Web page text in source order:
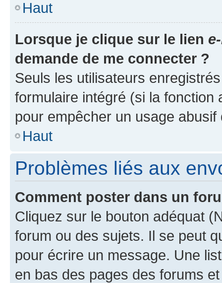
Haut
Lorsque je clique sur le lien
demande de me connecter ?
Seuls les utilisateurs
formulaire intégré (si la fonction
pour empêcher un usage
Haut
Problèmes liés aux
Comment poster dans un
Cliquez sur le bouton adéquat
forum ou des sujets. Il se peut
pour écrire un message. Une
en bas des pages des forums